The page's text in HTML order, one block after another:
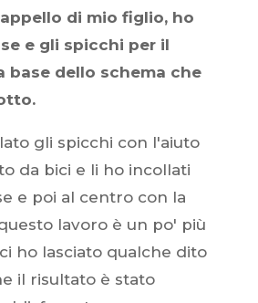
di mio figlio, ho
e gli spicchi per il
base dello schema che
gli spicchi con l'aiuto
da bici e li ho incollati
e poi al centro con la
lavoro è un po' più
ho lasciato qualche dito
il risultato è stato